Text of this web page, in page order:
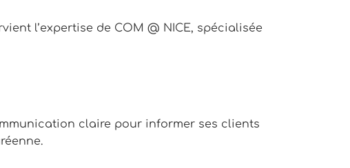
l’expertise de COM @ NICE, spécialisée
claire pour informer ses clients